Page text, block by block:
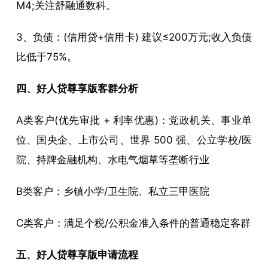
M4;关注舒融通数科。
3、负债：(信用贷+信用卡) 建议≤200万元;收入负债
比低于75%。
四、好人贷尊享版客群分析
A类客户(优先审批 + 利率优惠)：党政机关、事业单
位、国央企、上市公司、世界 500 强、公立学校/医
院、持牌金融机构、水电气烟草等垄断行业
B类客户：乡镇小学/卫生院、私立三甲医院
C类客户：满足个税/公积金准入条件的普通稳定客群
五、好人贷尊享版申请流程